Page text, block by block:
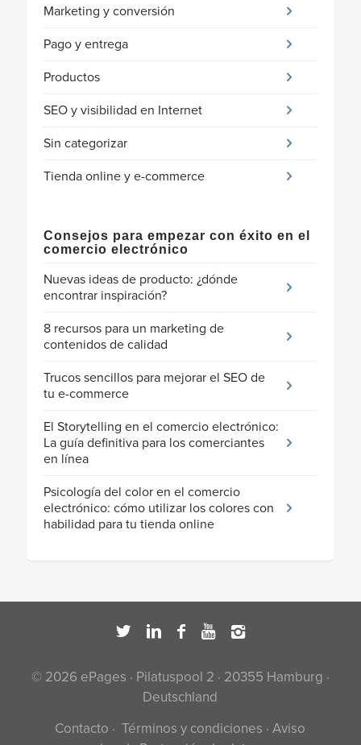
Marketing y conversión
Pago y entrega
Productos
SEO y visibilidad en Internet
Sin categorizar
Tienda online y e-commerce
Consejos para empezar con éxito en el
comercio electrónico
Nuevas ideas de producto: ¿dónde
encontrar inspiración?
8 recursos para un marketing de
contenidos de calidad
Trucos sencillos para mejorar el SEO de
tu e-commerce
El Storytelling en el comercio electrónico:
La guía definitiva para los comerciantes
en línea
Psicología del color en el comercio
electrónico: cómo utilizar los colores con
habilidad para tu tienda online
© 2026 ePages · Pilatuspool 2 · 20355 Hamburg ·
Deutschland
Contacto · Términos y condiciones ·Aviso